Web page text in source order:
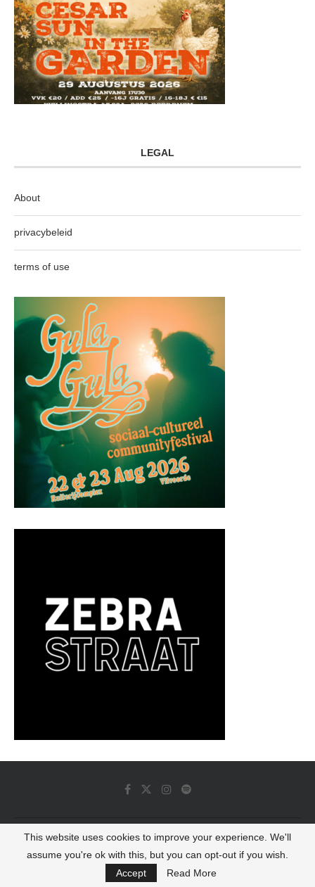
LEGAL
About
privacybeleid
terms of use
© 2022 - Luminous Dash All Rights Reserved
BACK TO TOP
This website uses cookies to improve your experience. We'll
assume you're ok with this, but you can opt-out if you wish.
Accept
Read More